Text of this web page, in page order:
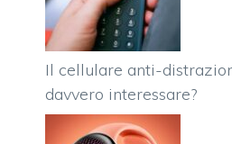
Il cellulare anti-
davvero interessare?